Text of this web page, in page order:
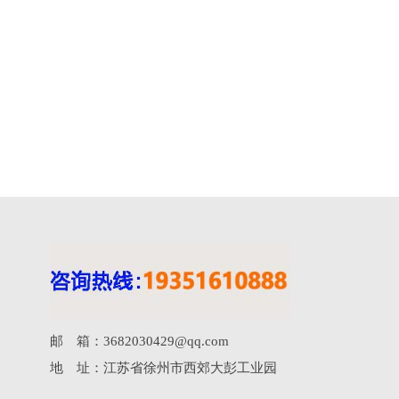
邮 箱：3682030429@qq.com
地 址：江苏省徐州市西郊大彭工业园